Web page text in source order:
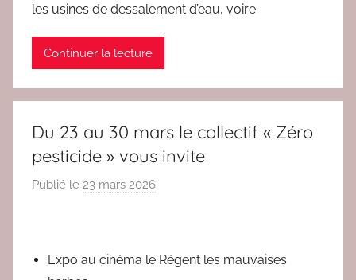
les usines de dessalement d’eau, voire
Continuer la lecture
Du 23 au 30 mars le collectif « Zéro
pesticide » vous invite
Publié le 23 mars 2026
e
Expo au cinéma le Régent les mauvaises